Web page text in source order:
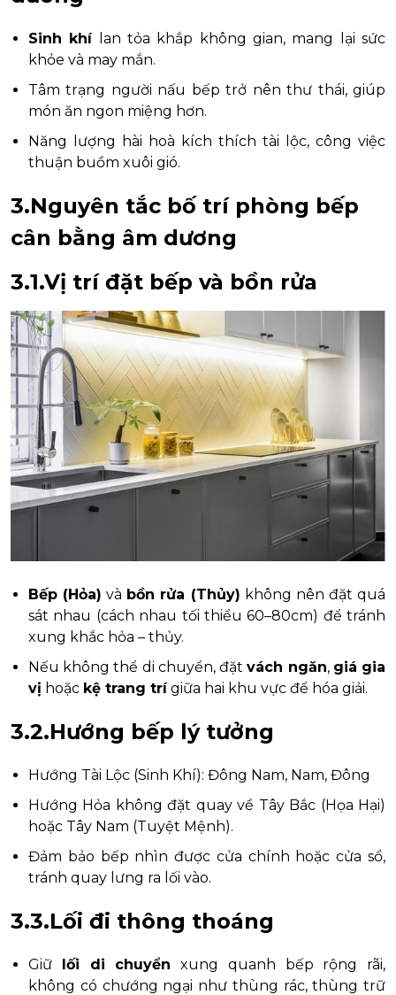
Sinh khílan tỏa khắp không gian, mang lại sức
khỏe và may mắn.
Tâm trạng người nấu bếp trở nên thư thái, giúp
món ăn ngon miệng hơn.
Năng lượng hài hoà kích thích tài lộc, công việc
thuận buồm xuôi gió.
3.Nguyên tắc bố trí phòng bếp
cân bằng âm dương
3.1.Vị trí đặt bếp và bồn rửa
Bếp (Hỏa) và bồn rửa (Thủy) không nên đặt quá
sát nhau (cách nhau tối thiểu 60–80cm) để tránh
xung khắc hỏa – thủy.
Nếu không thể di chuyển, đặtvách ngăn, giá gia
vị hoặc kệ trang trígiữa hai khu vực để hóa giải.
3.2.Hướng bếp lý tưởng
Hướng Tài Lộc (Sinh Khí): Đông Nam, Nam, Đông
Hướng Hỏa không đặt quay về Tây Bắc (Họa Hại)
hoặc Tây Nam (Tuyệt Mệnh).
Đảm bảo bếp nhìn được cửa chính hoặc cửa sổ,
tránh quay lưng ra lối vào.
3.3.Lối đi thông thoáng
Giữ lối di chuyển xung quanh bếp rộng rãi,
không có chướng ngại như thùng rác, thùng trữ